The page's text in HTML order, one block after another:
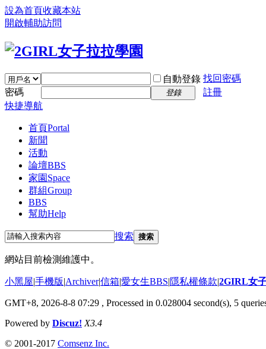
設為首頁收藏本站
開啟輔助訪問
自動登錄 找回密碼
密碼
登錄
註冊
快捷導航
首頁Portal
新聞
活動
論壇BBS
家園 Space
群組Group
BBS
幫助Help
搜索 搜索
網站目前檢測維護中。
小黑屋|手機版|Archiver|信箱|愛女生BBS|隱私權條款|2GIRL女
GMT+8, 2026-8-8 07:29 , Processed in 0.028004 second(s), 5
Powered by Discuz! X3.4
© 2001-2017 Comsenz Inc.